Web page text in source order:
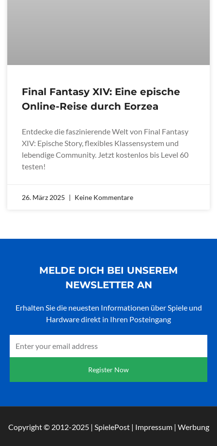
Final Fantasy XIV: Eine epische
Online-Reise durch Eorzea
Entdecke die faszinierende Welt von Final Fantasy
XIV: Epische Story, flexibles Klassensystem und
lebendige Community. Jetzt kostenlos bis Level 60
testen!
26. März 2025 Keine Kommentare
MELDE DICH BEI UNSEREM
NEWSLETTER AN
Erhalten Sie die neuesten Informationen über Spiele und
Hardware direkt in Ihren Posteingang
Register Now
Copyright © 2012-2025 | SpielePost | Impressum | Werbung